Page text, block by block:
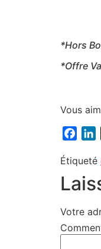
*Hors
*Offre
Vous
Étiqueté
Votre